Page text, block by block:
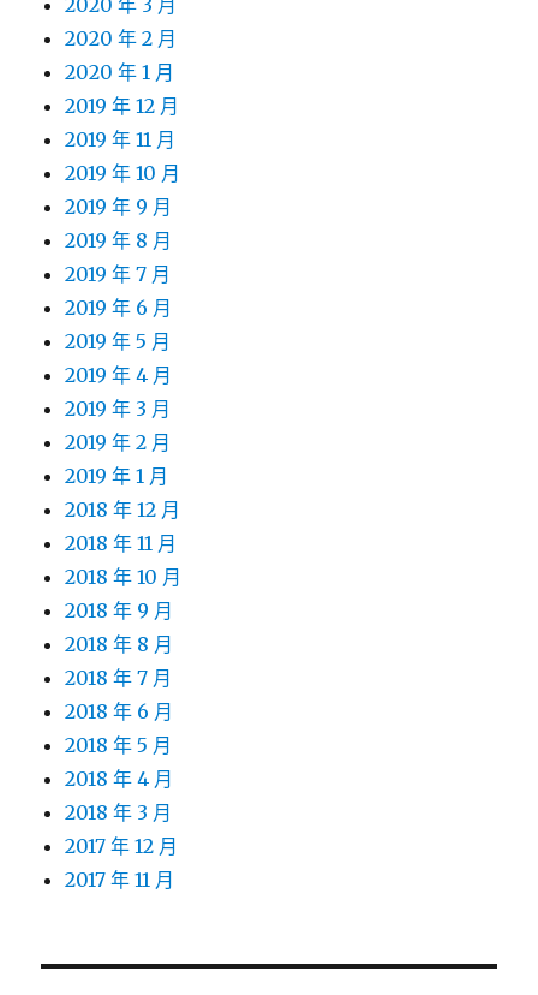
2020 年 3 月
2020 年 2 月
2020 年 1 月
2019 年 12 月
2019 年 11 月
2019 年 10 月
2019 年 9 月
2019 年 8 月
2019 年 7 月
2019 年 6 月
2019 年 5 月
2019 年 4 月
2019 年 3 月
2019 年 2 月
2019 年 1 月
2018 年 12 月
2018 年 11 月
2018 年 10 月
2018 年 9 月
2018 年 8 月
2018 年 7 月
2018 年 6 月
2018 年 5 月
2018 年 4 月
2018 年 3 月
2017 年 12 月
2017 年 11 月